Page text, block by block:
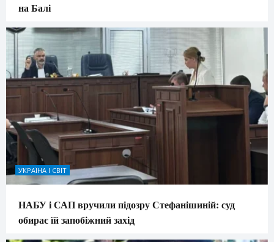
на Балі
УКРАЇНА І СВІТ
НАБУ і САП вручили підозру Стефанішиній: суд
обирає їй запобіжний захід